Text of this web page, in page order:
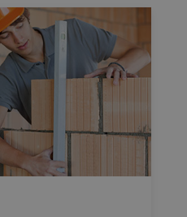
sich
Reisezeit und
eine